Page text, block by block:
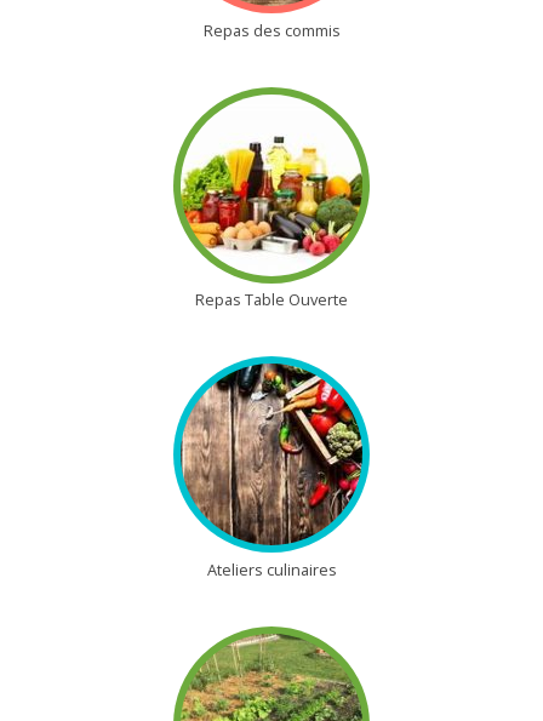
Repas des commis
Repas Table Ouverte
Ateliers culinaires